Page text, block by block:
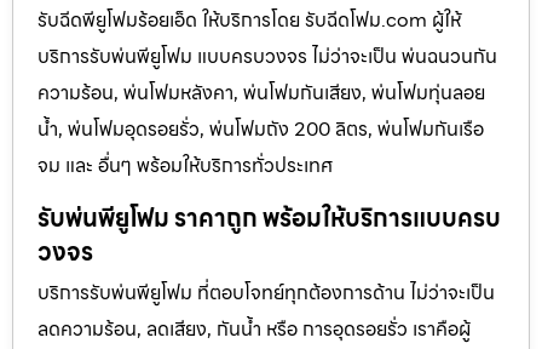
รับฉีดพียูโฟมร้อยเอ็ด ให้บริการโดย รับฉีดโฟม.com ผู้ให้
บริการรับพ่นพียูโฟม แบบครบวงจร ไม่ว่าจะเป็น พ่นฉนวนกัน
ความร้อน, พ่นโฟมหลังคา, พ่นโฟมกันเสียง, พ่นโฟมทุ่นลอย
น้ำ, พ่นโฟมอุดรอยรั่ว, พ่นโฟมถัง 200 ลิตร, พ่นโฟมกันเรือ
จม และ อื่นๆ พร้อมให้บริการทั่วประเทศ
รับพ่นพียูโฟม ราคาถูก พร้อมให้บริการแบบครบ
วงจร
บริการรับพ่นพียูโฟม ที่ตอบโจทย์ทุกต้องการด้าน ไม่ว่าจะเป็น
ลดความร้อน, ลดเสียง, กันน้ำ หรือ การอุดรอยรั่ว เราคือผู้